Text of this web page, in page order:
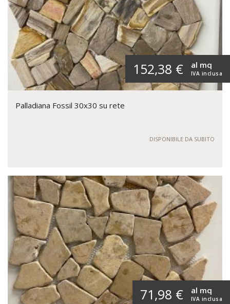
152,38 € IVA inclusa
al mq
Palladiana Fossil 30x30 su rete
DISPONIBILE DA SUBITO
71,98 € IVA inclusa
al mq